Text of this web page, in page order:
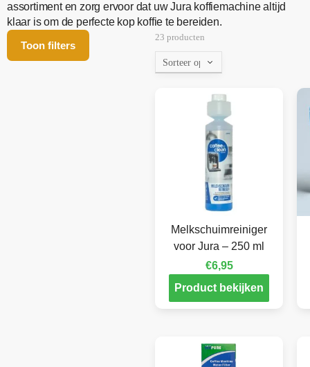
assortiment en zorg ervoor dat uw Jura koffiemachine altijd
klaar is om de perfecte kop koffie te bereiden.
Toon filters
23 producten
Melkschuimreiniger
voor Jura – 250 ml
€6,95
Product bekijken